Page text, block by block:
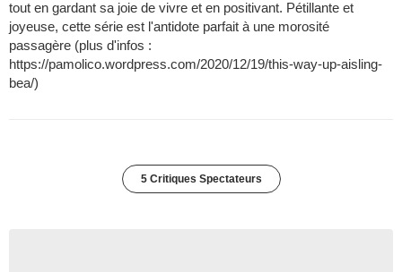
tout en gardant sa joie de vivre et en positivant. Pétillante et
joyeuse, cette série est l'antidote parfait à une morosité
passagère (plus d'infos :
https://pamolico.wordpress.com/2020/12/19/this-way-up-aisling-
bea/)
5 Critiques Spectateurs